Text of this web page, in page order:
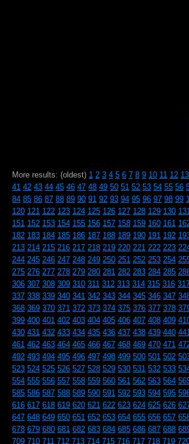
More results: (oldest) 1 2 3 4 5 6 7 8 9 10 11 12 13
41 42 43 44 45 46 47 48 49 50 51 52 53 54 55 56
84 85 86 87 88 89 90 91 92 93 94 95 96 97 98 99
120 121 122 123 124 125 126 127 128 129 130 131
151 152 153 154 155 156 157 158 159 160 161
182 183 184 185 186 187 188 189 190 191 192
213 214 215 216 217 218 219 220 221 222 223
244 245 246 247 248 249 250 251 252 253 254
275 276 277 278 279 280 281 282 283 284 285
306 307 308 309 310 311 312 313 314 315 316
337 338 339 340 341 342 343 344 345 346 347
368 369 370 371 372 373 374 375 376 377 378
399 400 401 402 403 404 405 406 407 408 409
430 431 432 433 434 435 436 437 438 439 440 441
461 462 463 464 465 466 467 468 469 470 471
492 493 494 495 496 497 498 499 500 501 502
523 524 525 526 527 528 529 530 531 532 533
554 555 556 557 558 559 560 561 562 563 564
585 586 587 588 589 590 591 592 593 594 595
616 617 618 619 620 621 622 623 624 625 626
647 648 649 650 651 652 653 654 655 656 657
678 679 680 681 682 683 684 685 686 687 688
709 710 711 712 713 714 715 716 717 718 719